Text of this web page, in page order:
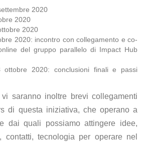
2020
2020
2020
2020: incontro con collegamento e co-
del gruppo parallelo di Impact Hub
2020: conclusioni finali e passi
saranno inoltre brevi collegamenti
di questa iniziativa, che operano a
dai quali possiamo attingere idee,
contatti, tecnologia per operare nel